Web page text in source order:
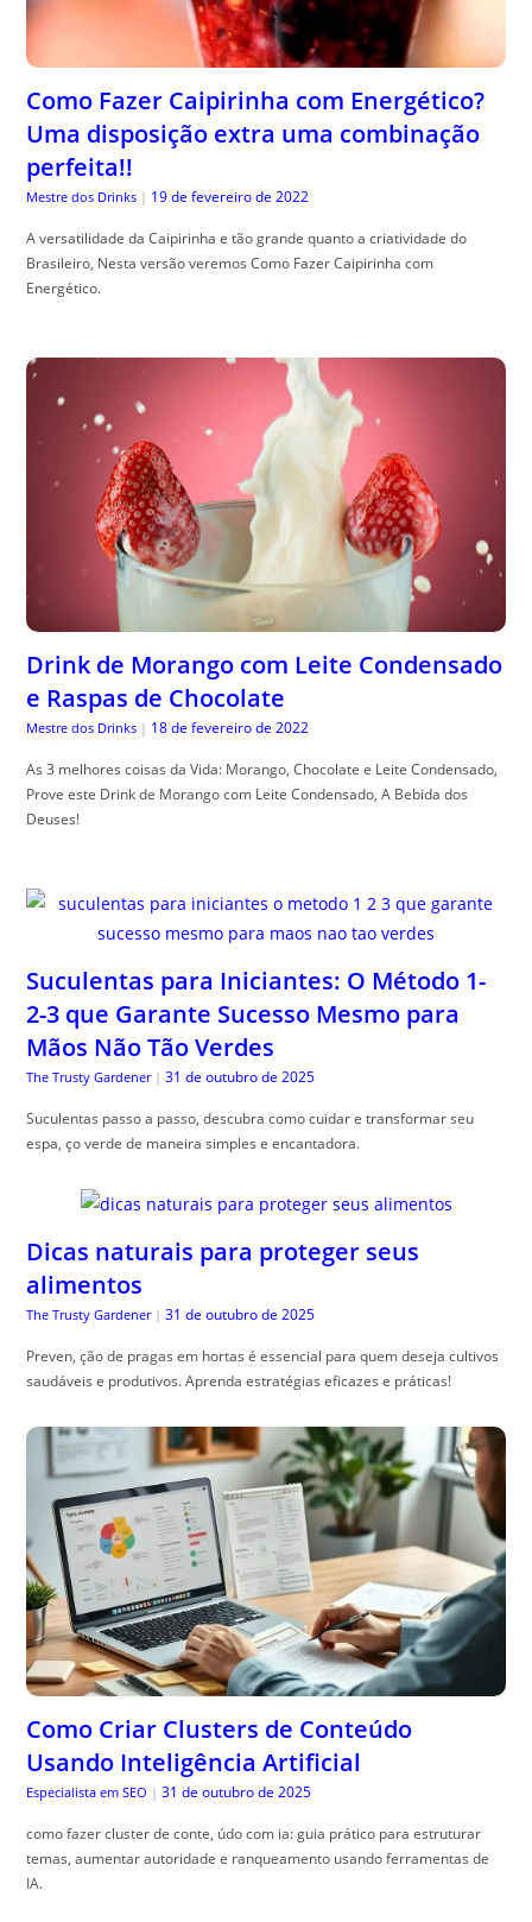
Como Fazer Caipirinha com Energético?
Uma disposição extra uma combinação
perfeita!!
Mestre dos Drinks | 19 de fevereiro de 2022
A versatilidade da Caipirinha e tão grande quanto a criatividade do
Brasileiro, Nesta versão veremos Como Fazer Caipirinha com
Energético.
Drink de Morango com Leite Condensado
e Raspas de Chocolate
Mestre dos Drinks | 18 de fevereiro de 2022
As 3 melhores coisas da Vida: Morango, Chocolate e Leite Condensado,
Prove este Drink de Morango com Leite Condensado, A Bebida dos
Deuses!
Suculentas para Iniciantes: O Método 1-
2-3 que Garante Sucesso Mesmo para
Mãos Não Tão Verdes
The Trusty Gardener | 31 de outubro de 2025
Suculentas passo a passo, descubra como cuidar e transformar seu
espa, ço verde de maneira simples e encantadora.
Dicas naturais para proteger seus
alimentos
The Trusty Gardener | 31 de outubro de 2025
Preven, ção de pragas em hortas é essencial para quem deseja cultivos
saudáveis e produtivos. Aprenda estratégias eficazes e práticas!
Como Criar Clusters de Conteúdo
Usando Inteligência Artificial
Especialista em SEO | 31 de outubro de 2025
como fazer cluster de conte, údo com ia: guia prático para estruturar
temas, aumentar autoridade e ranqueamento usando ferramentas de
IA.